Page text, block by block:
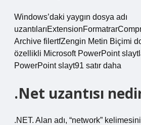
Windows’daki yaygın dosya adı
Archive filertfZengin Metin Biçimi
özellikli Microsoft PowerPoint
PowerPoint slayt91 satır daha
.Net uzantısı
.NET. Alan adı, “network”